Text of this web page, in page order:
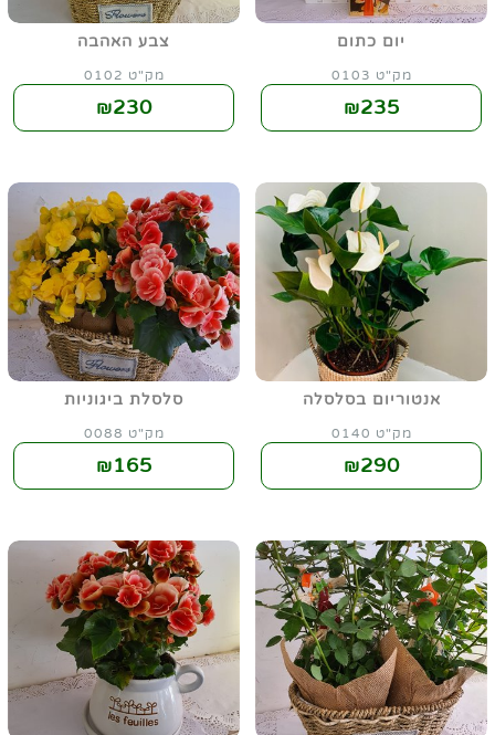
יום כתום
מק"ט 0103
₪235
צבע האהבה
מק"ט 0102
₪230
אנטוריום בסלסלה
מק"ט 0140
₪290
סלסלת ביגוניות
מק"ט 0088
₪165